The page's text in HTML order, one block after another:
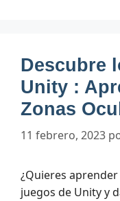
Descubre
Unity :
Zonas
11 febrero, 2023
¿Quieres
juegos de Unity y